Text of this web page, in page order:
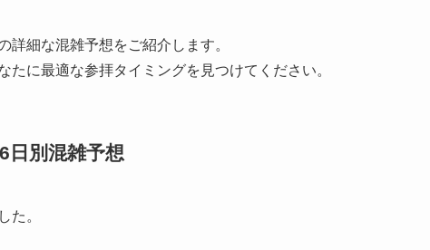
詳細な混雑予想をご紹介します。
たに最適な参拝タイミングを見つけてください。
日別混雑予想
た。